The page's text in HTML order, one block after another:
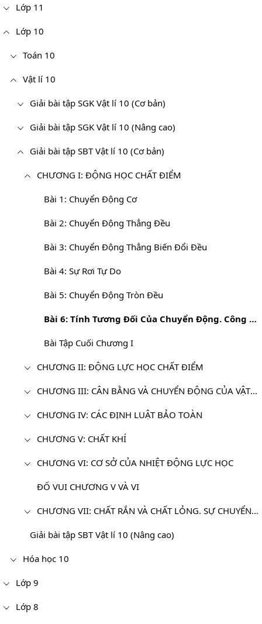
Lớp 11
Lớp 10
Toán 10
Vật lí 10
Giải bài tập SGK Vật lí 10 (Cơ bản)
Giải bài tập SGK Vật lí 10 (Nâng cao)
Giải bài tập SBT Vật lí 10 (Cơ bản)
CHƯƠNG I: ĐỘNG HỌC CHẤT ĐIỂM
Bài 1: Chuyển Động Cơ
Bài 2: Chuyển Động Thẳng Đều
Bài 3: Chuyển Động Thẳng Biến Đổi Đều
Bài 4: Sự Rơi Tự Do
Bài 5: Chuyển Động Tròn Đều
Bài 6: Tính Tương Đối Của Chuyển Động. Công Thức Cộng Vận Tốc
Bài Tập Cuối Chương I
CHƯƠNG II: ĐỘNG LỰC HỌC CHẤT ĐIỂM
CHƯƠNG III: CÂN BẰNG VÀ CHUYỂN ĐỘNG CỦA VẬT RẮN
CHƯƠNG IV: CÁC ĐỊNH LUẬT BẢO TOÀN
CHƯƠNG V: CHẤT KHÍ
CHƯƠNG VI: CƠ SỞ CỦA NHIỆT ĐỘNG LỰC HỌC
ĐỐ VUI CHƯƠNG V VÀ VI
CHƯƠNG VII: CHẤT RẮN VÀ CHẤT LỎNG. SỰ CHUYỂN THỂ
Giải bài tập SBT Vật lí 10 (Nâng cao)
Hóa học 10
Lớp 9
Lớp 8